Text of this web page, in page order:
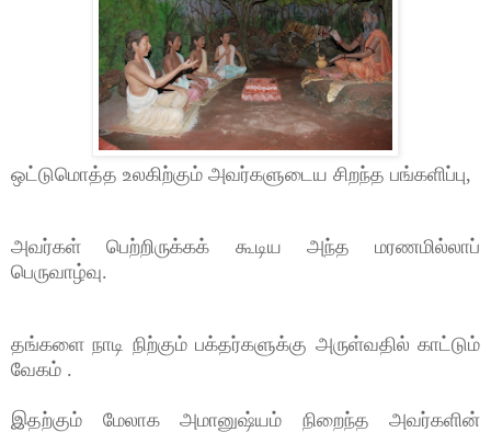
ஒட்டுமொத்த உலகிற்கும் அவர்களுடைய சிறந்த பங்களிப்பு,
அவர்கள் பெற்றிருக்கக் கூடிய அந்த மரணமில்லாப்
பெருவாழ்வு.
தங்களை நாடி நிற்கும் பக்தர்களுக்கு அருள்வதில் காட்டும்
வேகம் .
இதற்கும் மேலாக அமானுஷ்யம் நிறைந்த அவர்களின்